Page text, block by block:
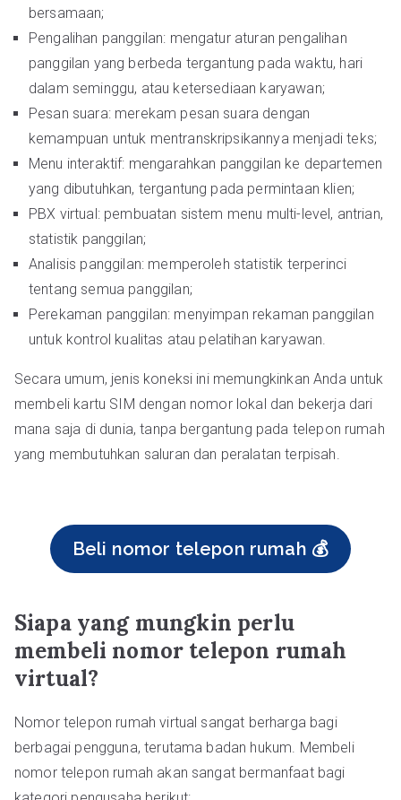
bersamaan;
Pengalihan panggilan: mengatur aturan pengalihan
panggilan yang berbeda tergantung pada waktu, hari
dalam seminggu, atau ketersediaan karyawan;
Pesan suara: merekam pesan suara dengan
kemampuan untuk mentranskripsikannya menjadi teks;
Menu interaktif: mengarahkan panggilan ke departemen
yang dibutuhkan, tergantung pada permintaan klien;
PBX virtual: pembuatan sistem menu multi-level, antrian,
statistik panggilan;
Analisis panggilan: memperoleh statistik terperinci
tentang semua panggilan;
Perekaman panggilan: menyimpan rekaman panggilan
untuk kontrol kualitas atau pelatihan karyawan.
Secara umum, jenis koneksi ini memungkinkan Anda untuk
membeli kartu SIM dengan nomor lokal dan bekerja dari
mana saja di dunia, tanpa bergantung pada telepon rumah
yang membutuhkan saluran dan peralatan terpisah.
Beli nomor telepon rumah 💰
Siapa yang mungkin perlu
membeli nomor telepon rumah
virtual?
Nomor telepon rumah virtual sangat berharga bagi
berbagai pengguna, terutama badan hukum. Membeli
nomor telepon rumah akan sangat bermanfaat bagi